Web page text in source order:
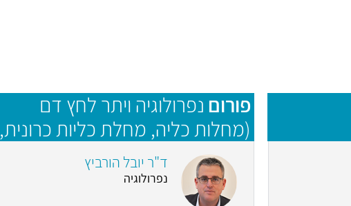
פורום נפרולוגיה ויתר לחץ דם
(מחלות כליה, מחלת כליות כרונית,
אי ספיקת כליות ודיאליזה, לחץ דם
גבוה)
ד"ר יובל הורביץ
נפרולוגיה